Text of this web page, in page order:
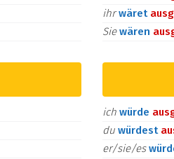
ihrwäret aus
Siewären aus
ich würde aus
du würdest
er/sie/es